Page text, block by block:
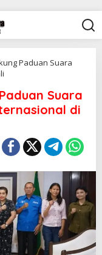
Paduan Suara
Suara
di